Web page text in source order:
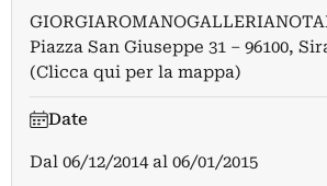
Piazza San Giuseppe 31 – 96100,
(Clicca qui per la mappa)
Date
Dal 06/12/2014al 06/01/2015